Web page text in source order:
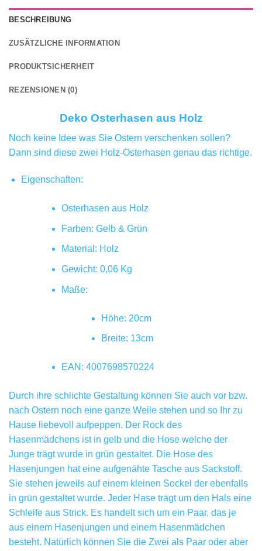
BESCHREIBUNG
ZUSÄTZLICHE INFORMATION
PRODUKTSICHERHEIT
REZENSIONEN (0)
Deko Osterhasen aus Holz
Noch keine Idee was Sie Ostern verschenken sollen?
Dann sind diese zwei Holz-Osterhasen genau das richtige.
Eigenschaften:
Osterhasen aus Holz
Farben: Gelb & Grün
Material: Holz
Gewicht: 0,06 Kg
Maße:
Höhe: 20cm
Breite: 13cm
EAN: 4007698570224
Durch ihre schlichte Gestaltung können Sie auch vor bzw.
nach Ostern noch eine ganze Weile stehen und so Ihr zu
Hause liebevoll aufpeppen. Der Rock des
Hasenmädchens ist in gelb und die Hose welche der
Junge trägt wurde in grün gestaltet. Die Hose des
Hasenjungen hat eine aufgenähte Tasche aus Sackstoff.
Sie stehen jeweils auf einem kleinen Sockel der ebenfalls
in grün gestaltet wurde. Jeder Hase trägt um den Hals eine
Schleife aus Strick. Es handelt sich um ein Paar, das je
aus einem Hasenjungen und einem Hasenmädchen
besteht. Natürlich können Sie die Zwei als Paar oder aber